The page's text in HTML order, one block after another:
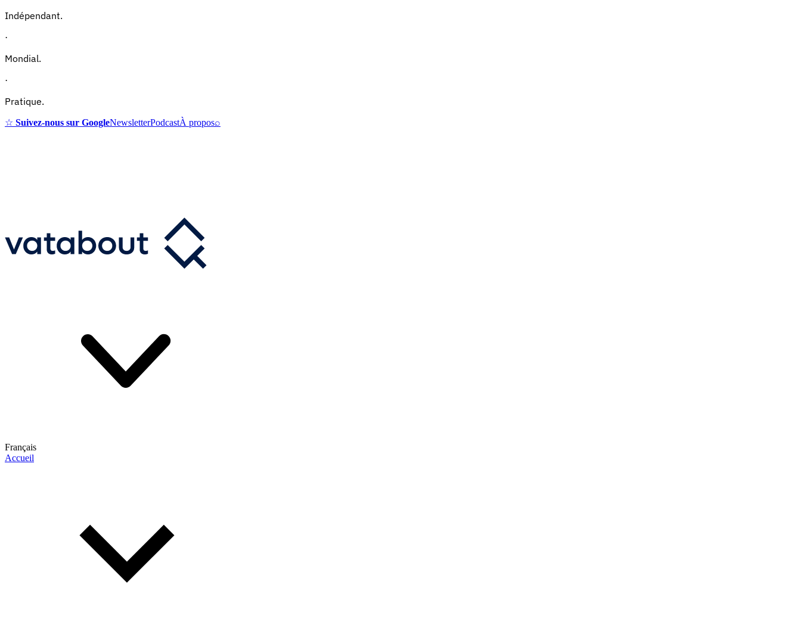
Indépendant.
·
Mondial.
·
Pratique.
☆ Suivez-nous sur GoogleNewsletterPodcastÀ propos⌕
Français
Accueil